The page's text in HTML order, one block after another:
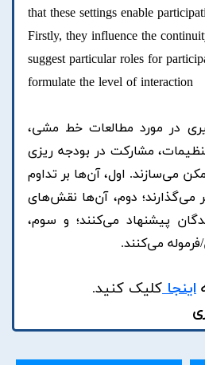
that these settings enable
Firstly, they influence the
suggest particular roles for
formulate the level of interaction
در مورد مطالعات خط مشی،
مشارکت در بودجه ریزی
می‌سازند. اول، آن‌ها بر تداوم
می‌گذارند؛ دوم، آن‌ها نقش‌های
پیشنهاد می‌کنند؛ و سوم،
می‌کنند.
اینجاکلیک کنید.